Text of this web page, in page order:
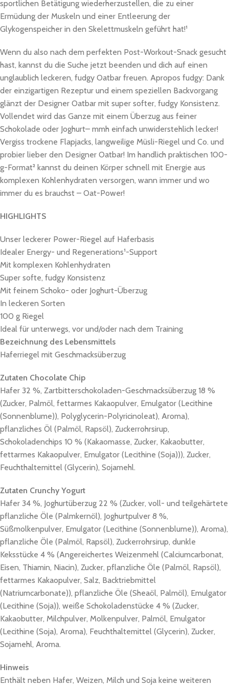
sportlichen Betätigung wiederherzustellen, die zu einer
Ermüdung der Muskeln und einer Entleerung der
Glykogenspeicher in den Skelettmuskeln geführt hat!¹
Wenn du also nach dem perfekten Post-Workout-Snack gesucht
hast, kannst du die Suche jetzt beenden und dich auf einen
unglaublich leckeren, fudgy Oatbar freuen. Apropos fudgy: Dank
der einzigartigen Rezeptur und einem speziellen Backvorgang
glänzt der Designer Oatbar mit super softer, fudgy Konsistenz.
Vollendet wird das Ganze mit einem Überzug aus feiner
Schokolade oder Joghurt– mmh einfach unwiderstehlich lecker!
Vergiss trockene Flapjacks, langweilige Müsli-Riegel und Co. und
probier lieber den Designer Oatbar! Im handlich praktischen 100-
g-Format² kannst du deinen Körper schnell mit Energie aus
komplexen Kohlenhydraten versorgen, wann immer und wo
immer du es brauchst – Oat-Power!
HIGHLIGHTS
Unser leckerer Power-Riegel auf Haferbasis
Idealer Energy- und Regenerations¹-Support
Mit komplexen Kohlenhydraten
Super softe, fudgy Konsistenz
Mit feinem Schoko- oder Joghurt-Überzug
In leckeren Sorten
100 g Riegel
Ideal für unterwegs, vor und/oder nach dem Training
Bezeichnung des Lebensmittels
Haferriegel mit Geschmacksüberzug
Zutaten Chocolate Chip
Hafer 32 %, Zartbitterschokoladen-Geschmacksüberzug 18 %
(Zucker, Palmöl, fettarmes Kakaopulver, Emulgator (Lecithine
(Sonnenblume)), Polyglycerin-Polyricinoleat), Aroma),
pflanzliches Öl (Palmöl, Rapsöl), Zuckerrohrsirup,
Schokoladenchips 10 % (Kakaomasse, Zucker, Kakaobutter,
fettarmes Kakaopulver, Emulgator (Lecithine (Soja))), Zucker,
Feuchthaltemittel (Glycerin), Sojamehl.
Zutaten Crunchy Yogurt
Hafer 34 %, Joghurtüberzug 22 % (Zucker, voll- und teilgehärtete
pflanzliche Öle (Palmkernöl), Joghurtpulver 8 %,
Süßmolkenpulver, Emulgator (Lecithine (Sonnenblume)), Aroma),
pflanzliche Öle (Palmöl, Rapsöl), Zuckerrohrsirup, dunkle
Keksstücke 4 % (Angereichertes Weizenmehl (Calciumcarbonat,
Eisen, Thiamin, Niacin), Zucker, pflanzliche Öle (Palmöl, Rapsöl),
fettarmes Kakaopulver, Salz, Backtriebmittel
(Natriumcarbonate)), pflanzliche Öle (Sheaöl, Palmöl), Emulgator
(Lecithine (Soja)), weiße Schokoladenstücke 4 % (Zucker,
Kakaobutter, Milchpulver, Molkenpulver, Palmöl, Emulgator
(Lecithine (Soja), Aroma), Feuchthaltemittel (Glycerin), Zucker,
Sojamehl, Aroma.
Hinweis
Enthält neben Hafer, Weizen, Milch und Soja keine weiteren